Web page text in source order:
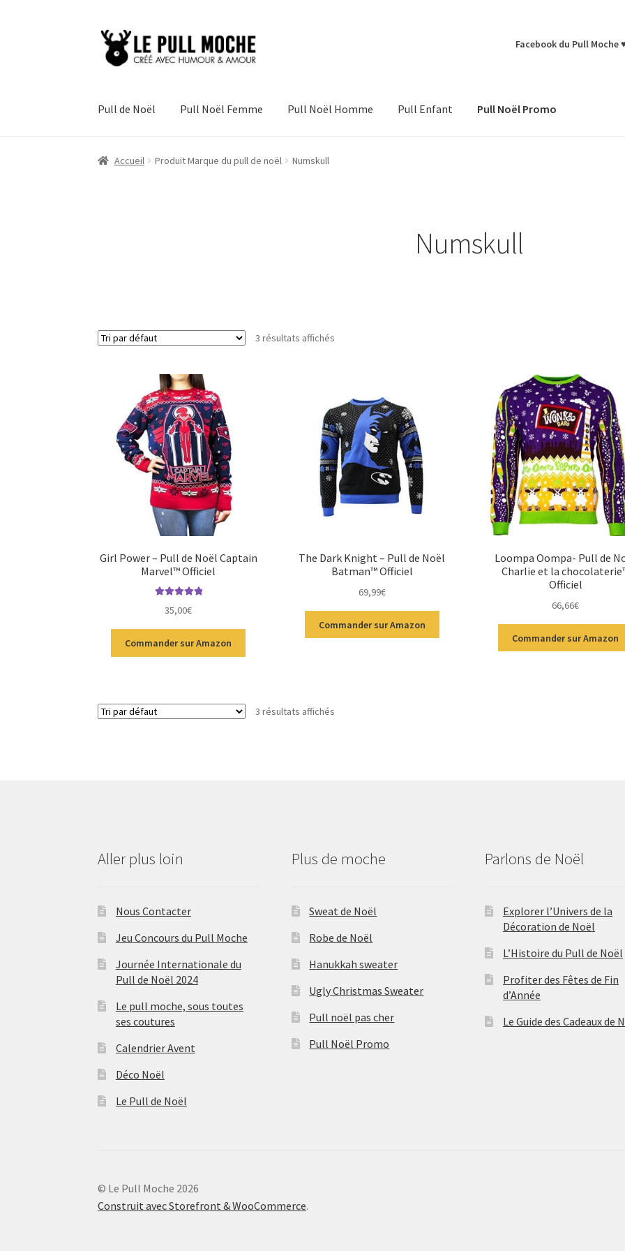
Aller
Aller
au
Facebook du Pull Moche
Pull de Noël Pull Noël Femme Pull Noël Homme Pull Enfant Pull Noël Promo
Accueil Produit Marque du pull de noël Numskull
Numskull
3 résultats affichés
Girl Power – Pull de Noël Captain
Marvel™ Officiel
5
35,00€
Commander sur Amazon
The Dark Knight – Pull de Noël
Batman™ Officiel
69,99€
Commander sur Amazon
Loompa Oompa- Pull de
Charlie et la
Officiel
66,66€
Commander sur Amazon
3 résultats affichés
Aller plus loin
Nous Contacter
Jeu Concours du Pull Moche
Journée Internationale du
Pull de Noël 2024
Le pull moche, sous toutes
ses coutures
Calendrier Avent
Déco Noël
Le Pull de Noël
Plus de moche
Sweat de Noël
Robe de Noël
Hanukkah sweater
Ugly Christmas Sweater
Pull noël pas cher
Pull Noël Promo
Parlons de Noël
Explorer l’Univers de la
Décoration de Noël
L’Histoire du Pull de Noël
Profiter des Fêtes de Fin
d’Année
Le Guide des Cadeaux de
© Le Pull Moche 2026
Construit avec Storefront & WooCommerce.